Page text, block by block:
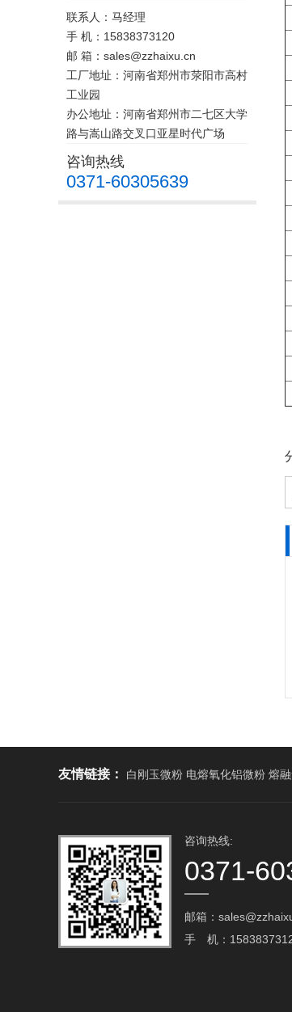
联系人：马经理
手 机：15838373120
邮 箱：sales@zzhaixu.cn
工厂地址：河南省郑州市荥阳市高村
工业园
办公地址：河南省郑州市二七区大学
路与嵩山路交叉口亚星时代广场
咨询热线
0371-60305639
友情链接： 白刚玉微粉 电熔氧化铝微粉 熔
咨询热线:
0371-
邮箱：
手 机：